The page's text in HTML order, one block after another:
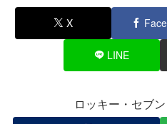
X
LINE
ロッキー・セブ